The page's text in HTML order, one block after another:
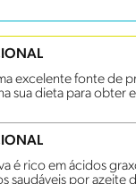
excelente fonte de
sua dieta para obter
é rico em ácidos
saudáveis por azeite